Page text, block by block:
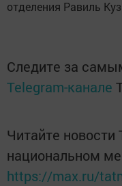
отделения Равиль
Следите за
Telegram-канале
Читайте новости
национальном
https://max.ru/